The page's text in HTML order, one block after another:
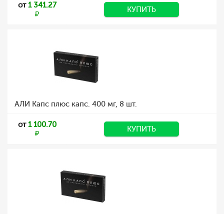
от1 341.27 КУПИТЬ
АЛИ Капс плюс капс. 400 мг, 8 шт.
от1 100.70 КУПИТЬ